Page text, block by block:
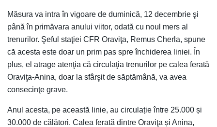
Măsura va intra în vigoare de duminică, 12 decembrie şi
până în primăvara anului viitor, odată cu noul mers al
trenurilor. Şeful staţiei CFR Oraviţa, Remus Cherla, spune
că acesta este doar un prim pas spre închiderea liniei. În
plus, el atrage atenţia că circulaţia trenurilor pe calea ferată
Oraviţa-Anina, doar la sfârşit de săptămână, va avea
consecinţe grave.
Anul acesta, pe această linie, au circulație între 25.000 și
30.000 de călători. Calea ferată dintre Oraviţa și Anina,